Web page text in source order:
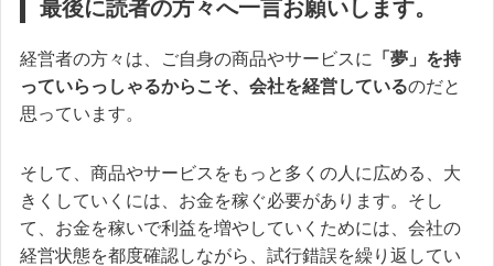
最後に読者の方々へ一言お願いします。
経営者の方々は、ご自身の商品やサービスに
「夢」を持
っていらっしゃるからこそ、会社を経営しているのだと
思っています。
そして、商品やサービスをもっと多くの人に広める、大
きくしていくには、お金を稼ぐ必要があります。そし
て、お金を稼いで利益を増やしていくためには、会社の
経営状態を都度確認しながら、試行錯誤を繰り返してい